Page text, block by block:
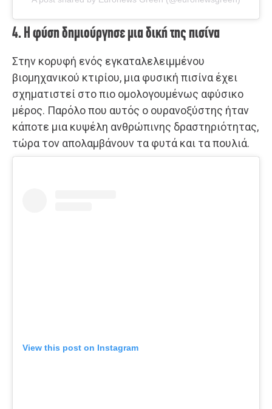
4. Η φύση δημιούργησε μια δική της πισίνα
Στην κορυφή ενός εγκαταλελειμμένου
βιομηχανικού κτιρίου, μια φυσική πισίνα έχει
σχηματιστεί στο πιο ομολογουμένως αφύσικο
μέρος. Παρόλο που αυτός ο ουρανοξύστης ήταν
κάποτε μια κυψέλη ανθρώπινης δραστηριότητας,
τώρα τον απολαμβάνουν τα φυτά και τα πουλιά.
View this post on Instagram